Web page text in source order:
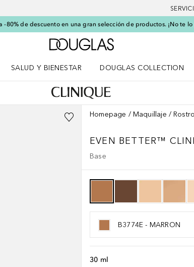
-80% de descuento en una gran selección de productos. ¡No te
A Douglas Home
SALUD Y BIENESTAR
DOUGLAS COLLECTION
Homepage Maquillaje Rostro
EVEN BETTER™
Base
B3774E - MARRON
30 ml